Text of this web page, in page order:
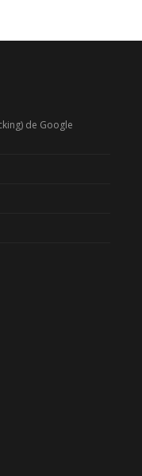
de Google